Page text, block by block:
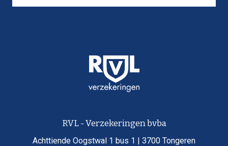
nemen bij het starten met pensioensparen. Ondanks
deze kosten kan pensioensparen een aantrekkelijke
manier zijn om een aanvullend pensioen op te
RVL - Verzekeringen bvba
Achttiende Oogstwal 1 bus 1 | 3700 Tongeren